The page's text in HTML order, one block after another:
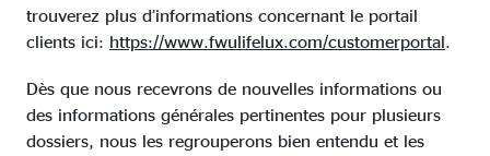
trouverez plus d’informations concernant le portail
clients ici: https://www.fwulifelux.com/customerportal.
Dès que nous recevrons de nouvelles informations ou
des informations générales pertinentes pour plusieurs
dossiers, nous les regrouperons bien entendu et les